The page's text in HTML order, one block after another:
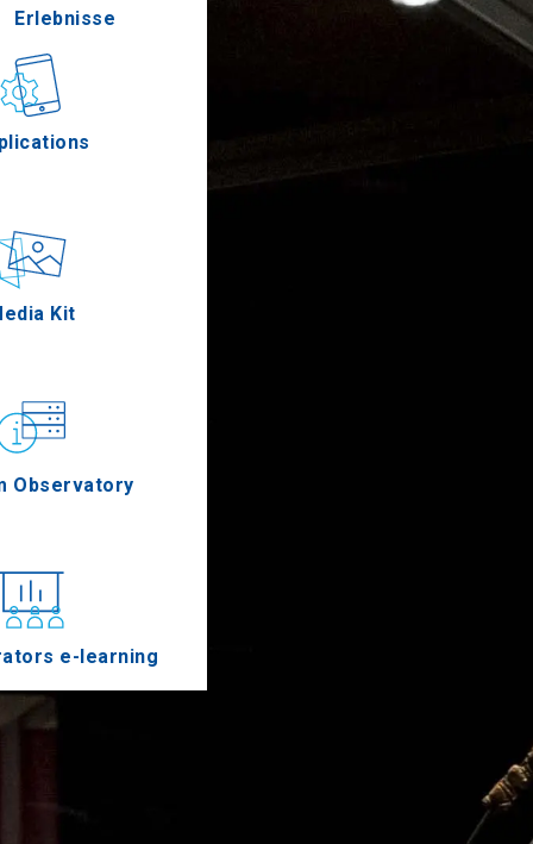
Gastronomie
Ereignisse
Kit
Observatory
e-learning
Erlebnisse